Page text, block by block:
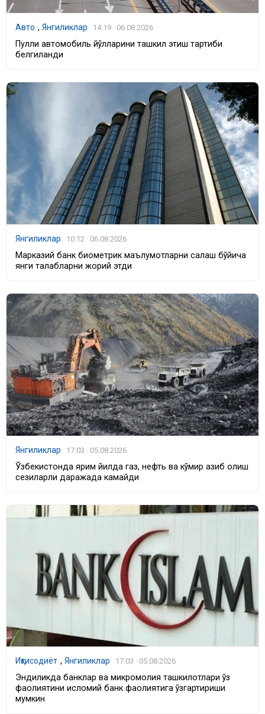
Авто , Янгиликлар 14:19 · 06.08.2026
Пулли автомобиль йўлларини ташкил этиш тартиби
белгиланди
Янгиликлар 10:12 · 06.08.2026
Марказий банк биометрик маълумотларни сақлаш бўйича
янги талабларни жорий этди
Янгиликлар 17:03 · 05.08.2026
Ўзбекистонда ярим йилда газ, нефть ва кўмир қазиб олиш
сезиларли даражада камайди
Иқтисодиёт , Янгиликлар 17:03 · 05.08.2026
Эндиликда банклар ва микромолия ташкилотлари ўз
фаолиятини исломий банк фаолиятига ўзгартириши
мумкин